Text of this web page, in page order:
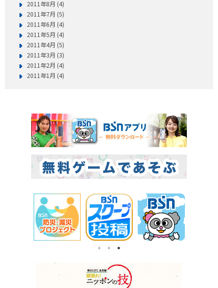
2011年8月 (4)
2011年7月 (5)
2011年6月 (4)
2011年5月 (4)
2011年4月 (5)
2011年3月 (3)
2011年2月 (4)
2011年1月 (4)